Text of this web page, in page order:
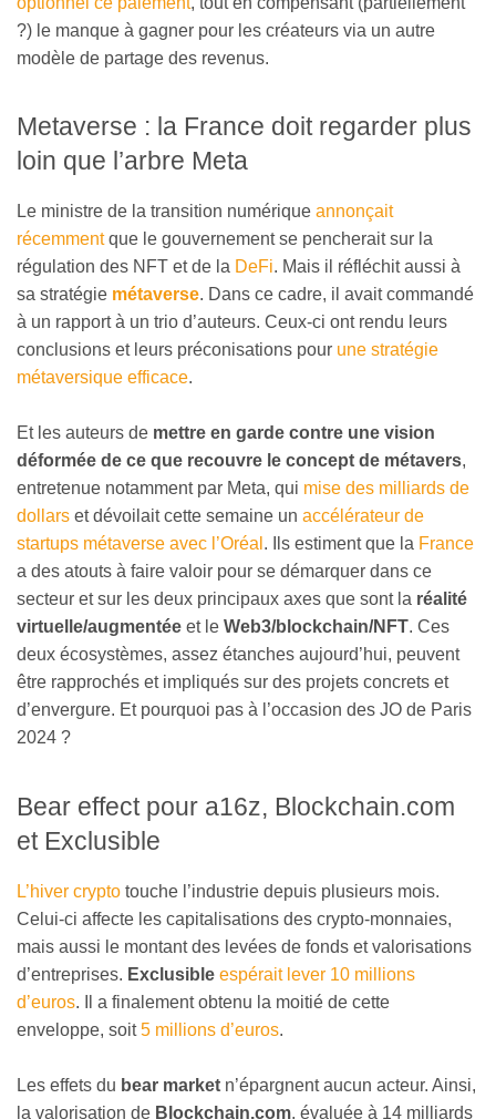
?) le manque à gagner pour les créateurs via un autre
modèle de partage des revenus.
Metaverse : la France doit regarder plus
loin que l’arbre Meta
Le ministre de la transition numérique annonçait
récemmentque le gouvernement se pencherait sur la
régulation des NFT et de la DeFi. Mais il réfléchit aussi à
sa stratégie métaverse. Dans ce cadre, il avait commandé
à un rapport à un trio d’auteurs. Ceux-ci ont rendu leurs
conclusions et leurs préconisations pour une stratégie
métaversique efficace.
Et les auteurs de mettre en garde contre une vision
déformée de ce que recouvre le concept de métavers,
entretenue notamment par Meta, qui mise des milliards de
dollars et dévoilait cette semaine un accélérateur de
startups métaverse avec l’Oréal . Ils estiment que la France
a des atouts à faire valoir pour se démarquer dans ce
secteur et sur les deux principaux axes que sont la réalité
virtuelle/augmentée et le Web3/blockchain/NFT. Ces
deux écosystèmes, assez étanches aujourd’hui, peuvent
être rapprochés et impliqués sur des projets concrets et
d’envergure. Et pourquoi pas à l’occasion des JO de Paris
2024 ?
Bear effect pour a16z, Blockchain.com
et Exclusible
L’hiver crypto touche l’industrie depuis plusieurs mois.
Celui-ci affecte les capitalisations des crypto-monnaies,
mais aussi le montant des levées de fonds et valorisations
d’entreprises. Exclusible espérait lever 10 millions
d’euros. Il a finalement obtenu la moitié de cette
enveloppe, soit5 millions d’euros.
Les effets du bear market n’épargnent aucun acteur. Ainsi,
la valorisation de Blockchain.com, évaluée à 14 milliards